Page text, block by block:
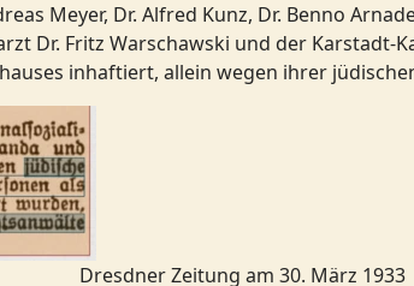
Meyer, Dr. Alfred Kunz, Dr. Benno
Dr. Fritz Warschawski und der Karstadt-
inhaftiert, allein wegen ihrer
Dresdner Zeitung am 30. März 1933